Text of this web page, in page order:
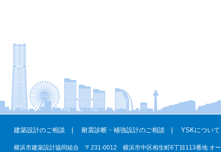
建築設計のご相談 耐震診断・補強設計のご相談 YSKについて
横浜市建築設計協同組合 〒231-0012 横浜市中区相生町6丁目113番地